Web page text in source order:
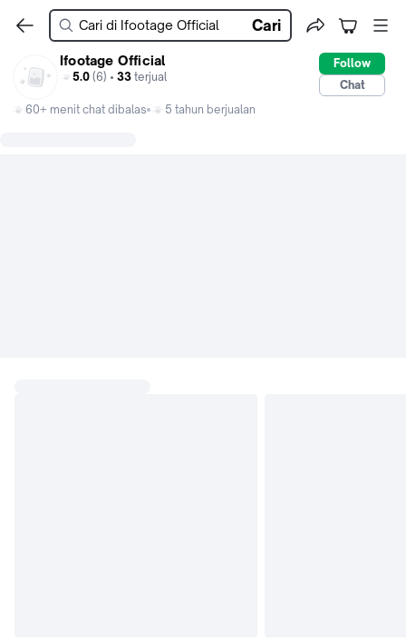
Cari
Ifootage Official
5.0 (6) • 33 terjual
Follow
Chat
60+ menit chat dibalas
5 tahun berjualan